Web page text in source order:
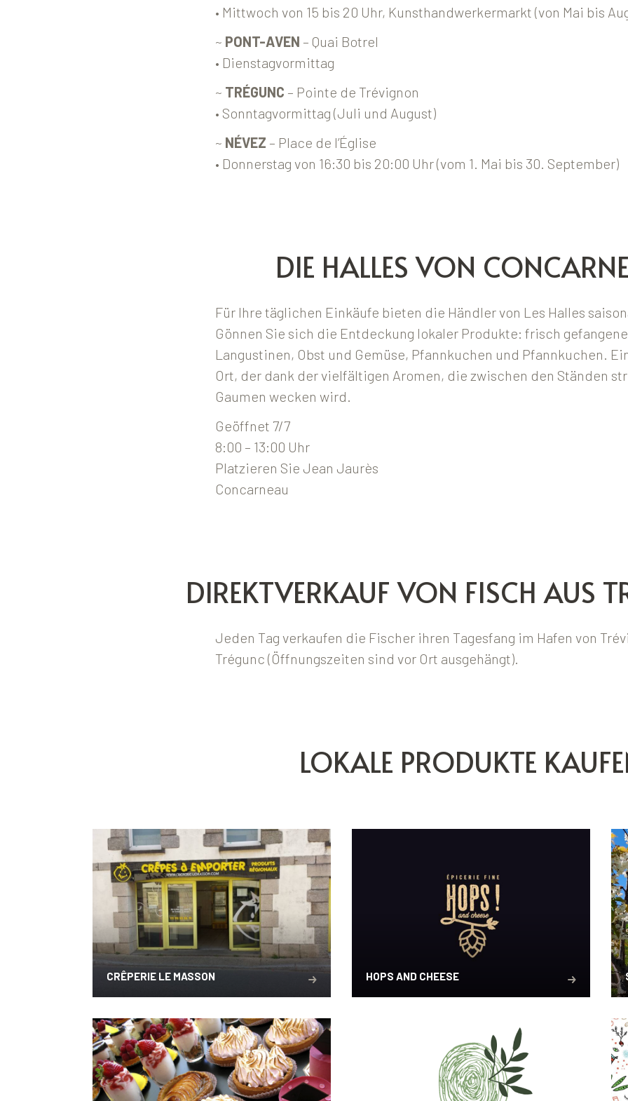
• Mittwoch von 15 bis 20 Uhr, Kunsthandwerkermarkt (von Mai bis
~ PONT-AVEN – Quai Botrel
• Dienstagvormittag
~ TRÉGUNC – Pointe de Trévignon
• Sonntagvormittag (Juli und August)
~ NÉVEZ – Place de l’Église
• Donnerstag von 16:30 bis 20:00 Uhr (vom 1. Mai bis 30. September)
DIE HALLES VON
Für Ihre täglichen Einkäufe bieten die Händler von Les Halles
Gönnen Sie sich die Entdeckung lokaler Produkte: frisch
Langustinen, Obst und Gemüse, Pfannkuchen und Pfannkuchen.
Ort, der dank der vielfältigen Aromen, die zwischen den Ständen
Gaumen wecken wird.
Geöffnet 7/7
8:00 – 13:00 Uhr
Platzieren Sie Jean Jaurès
Concarneau
DIREKTVERKAUF VON FISCH AUS
Jeden Tag verkaufen die Fischer ihren Tagesfang im Hafen von
Trégunc (Öffnungszeiten sind vor Ort ausgehängt).
LOKALE PRODUKTE
CRÊPERIE LE MASSON HOPS AND CHEESE